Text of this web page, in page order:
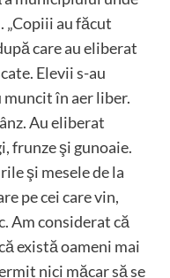
„Copiii au făcut
care au eliberat
Elevii s-au
în aer liber.
Au eliberat
frunze şi gunoaie.
şi mesele de la
pe cei care vin,
Am considerat că
există oameni mai
nici măcar să se